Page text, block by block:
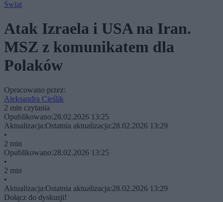
Świat
Atak Izraela i USA na Iran.
MSZ z komunikatem dla
Polaków
Opracowano przez:
Aleksandra Cieślik
2 min czytania
Opublikowano:28.02.2026 13:25
Aktualizacja:Ostatnia aktualizacja:28.02.2026 13:29
•
2 min
Opublikowano:28.02.2026 13:25
•
2 min
•
Aktualizacja:Ostatnia aktualizacja:28.02.2026 13:29
Dołącz do dyskusji!